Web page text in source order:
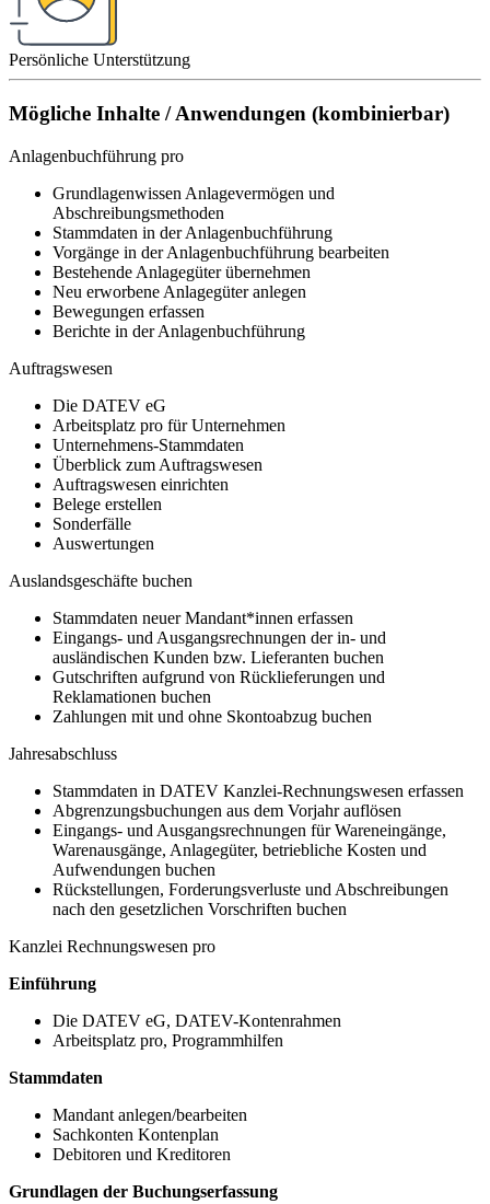
Persönliche Unterstützung
Mögliche Inhalte / Anwendungen (kombinierbar)
Anlagenbuchführung pro
Grundlagenwissen Anlagevermögen und
Abschreibungsmethoden
Stammdaten in der Anlagenbuchführung
Vorgänge in der Anlagenbuchführung bearbeiten
Bestehende Anlagegüter übernehmen
Neu erworbene Anlagegüter anlegen
Bewegungen erfassen
Berichte in der Anlagenbuchführung
Auftragswesen
Die DATEV eG
Arbeitsplatz pro für Unternehmen
Unternehmens-Stammdaten
Überblick zum Auftragswesen
Auftragswesen einrichten
Belege erstellen
Sonderfälle
Auswertungen
Auslandsgeschäfte buchen
Stammdaten neuer Mandant*innen erfassen
Eingangs- und Ausgangsrechnungen der in- und
ausländischen Kunden bzw. Lieferanten buchen
Gutschriften aufgrund von Rücklieferungen und
Reklamationen buchen
Zahlungen mit und ohne Skontoabzug buchen
Jahresabschluss
Stammdaten in DATEV Kanzlei-Rechnungswesen erfassen
Abgrenzungsbuchungen aus dem Vorjahr auflösen
Eingangs- und Ausgangsrechnungen für Wareneingänge,
Warenausgänge, Anlagegüter, betriebliche Kosten und
Aufwendungen buchen
Rückstellungen, Forderungsverluste und Abschreibungen
nach den gesetzlichen Vorschriften buchen
Kanzlei Rechnungswesen pro
Einführung
Die DATEV eG, DATEV-Kontenrahmen
Arbeitsplatz pro, Programmhilfen
Stammdaten
Mandant anlegen/bearbeiten
Sachkonten Kontenplan
Debitoren und Kreditoren
Grundlagen der Buchungserfassung